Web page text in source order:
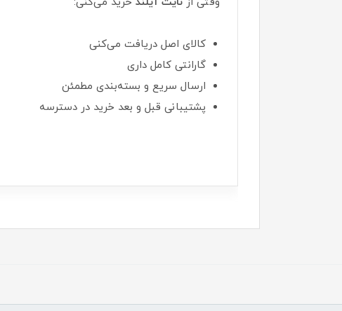
کالای اصل دریافت می‌کنی
گارانتی کامل داری
ارسال سریع و بسته‌بندی مطمئن
پشتیبانی قبل و بعد خرید در دسترسه